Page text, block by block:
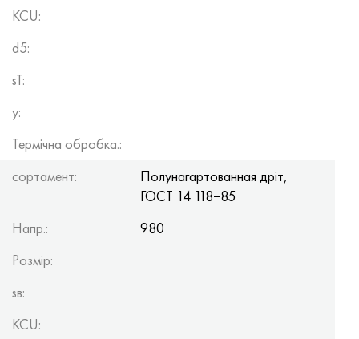
KCU:
d5:
sT:
y:
Термічна обробка.:
сортамент:
Полунагартованная дріт,
ГОСТ 14 118−85
Напр.:
980
Розмір:
sв:
KCU: